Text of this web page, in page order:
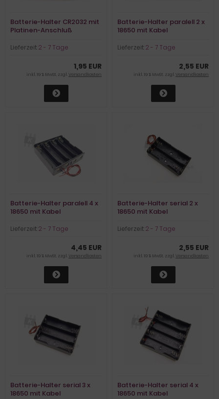
Batterie-Halter CR2032 mit
Platinen-Anschluß
Lieferzeit:2 - 7 Tage
1,95 EUR
inkl. 19 % MwSt. zzgl.Versandkosten
Batterie-Halter paralell 2 x
18650 mit Kabel
Lieferzeit:2 - 7 Tage
2,55 EUR
inkl. 19 % MwSt. zzgl.Versandkosten
Batterie-Halter paralell 4 x
18650 mit Kabel
Lieferzeit:2 - 7 Tage
4,45 EUR
inkl. 19 % MwSt. zzgl.Versandkosten
Batterie-Halter serial 2 x
18650 mit Kabel
Lieferzeit:2 - 7 Tage
2,55 EUR
inkl. 19 % MwSt. zzgl.Versandkosten
Batterie-Halter serial 3 x
18650 mit Kabel
Batterie-Halter serial 4 x
18650 mit Kabel